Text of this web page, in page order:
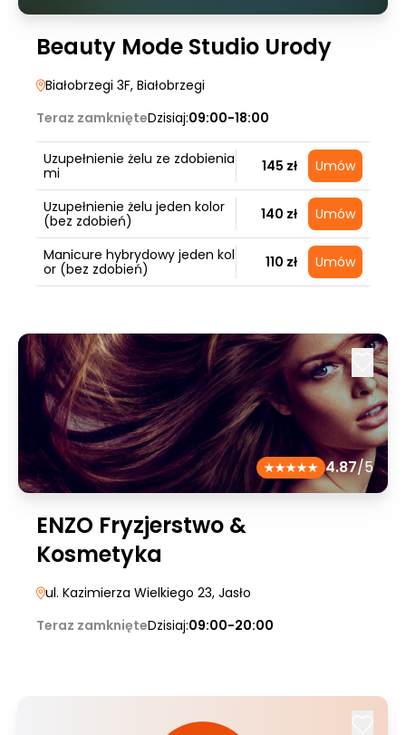
Beauty Mode Studio Urody
Białobrzegi 3F, Białobrzegi
Teraz zamknięteDzisiaj:09:00-18:00
Uzupełnienie żelu ze zdobienia
mi
145 zł Umów
Uzupełnienie żelu jeden kolor
(bez zdobień)
140 zł Umów
Manicure hybrydowy jeden kol
or (bez zdobień)
110 zł Umów
4.87/5
ENZO Fryzjerstwo &
Kosmetyka
ul. Kazimierza Wielkiego 23, Jasło
Teraz zamknięteDzisiaj:09:00-20:00